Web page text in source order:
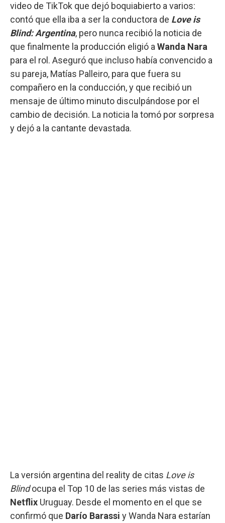
video de TikTok que dejó boquiabierto a varios:
contó que ella iba a ser la conductora de Love is
Blind: Argentina, pero nunca recibió la noticia de
que finalmente la producción eligió a Wanda Nara
para el rol. Aseguró que incluso había convencido a
su pareja, Matías Palleiro, para que fuera su
compañero en la conducción, y que recibió un
mensaje de último minuto disculpándose por el
cambio de decisión. La noticia la tomó por sorpresa
y dejó a la cantante devastada.
La versión argentina del reality de citas Love is
Blindocupa el Top 10 de las series más vistas de
Netflix Uruguay. Desde el momento en el que se
confirmó que Darío Barassi y Wanda Nara estarían